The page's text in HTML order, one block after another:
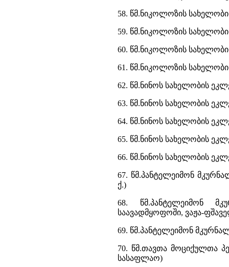
58. წმ.ნიკოლოზის
59. წმ.ნიკოლოზის
60. წმ.ნიკოლოზის
61. წმ.ნიკოლოზის
62. წმ.ნინოს სახელობის
63. წმ.ნინოს სახელობის
64. წმ.ნინოს სახელობის
65. წმ.ნინოს სახელობის
66. წმ.ნინოს სახელობის
67. წმ.პანტელეიმონ
ქ.)
68. წმ.პანტელეიმონ
საავადმყოფოში, ვაჟა-
69. წმ.პანტელეიმონ
70. წმ.თავთა მოციქულთა
სასაფლაო)